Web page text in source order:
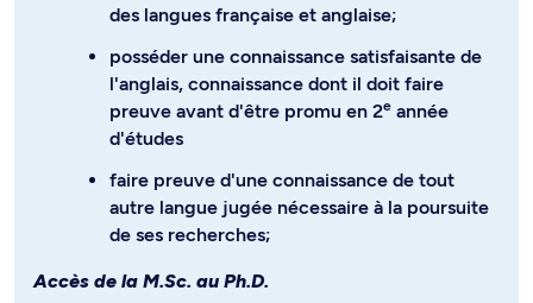
des langues française et anglaise;
posséder une connaissance satisfaisante de
l'anglais, connaissance dont il doit faire
preuve avant d'être promu en 2e année
d'études
faire preuve d'une connaissance de tout
autre langue jugée nécessaire à la poursuite
de ses recherches;
Accès de la M.Sc. au Ph.D.